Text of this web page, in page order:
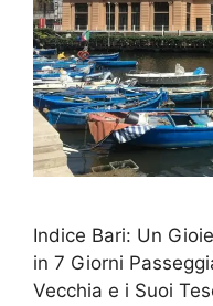
Indice Bari: Un
in 7 Giorni
Vecchia e i Suoi